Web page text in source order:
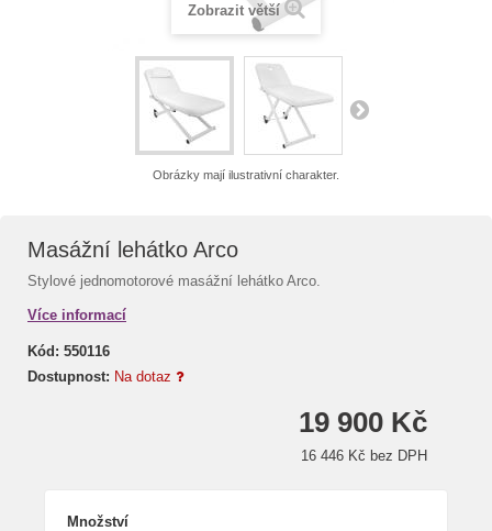
Zobrazit větší
Obrázky mají ilustrativní charakter.
Masážní lehátko Arco
Stylové jednomotorové masážní lehátko Arco.
Více informací
Kód: 550116
Dostupnost: Na dotaz
19 900 Kč
16 446 Kč bez DPH
Množství